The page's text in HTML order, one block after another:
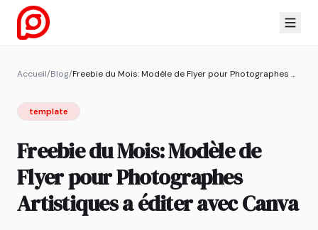
Accueil/Blog/ Freebie du Mois: Modèle de Flyer pour Photographes Artistiques a éditer avec Canva
template
Freebie du Mois: Modèle de
Flyer pour Photographes
Artistiques a éditer avec Canva